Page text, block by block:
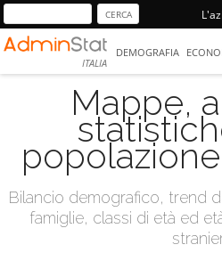
ITALIA
DEMOGRAFIA
Mappe,
Bilancio demografico, trend
famiglie, classi di età ed